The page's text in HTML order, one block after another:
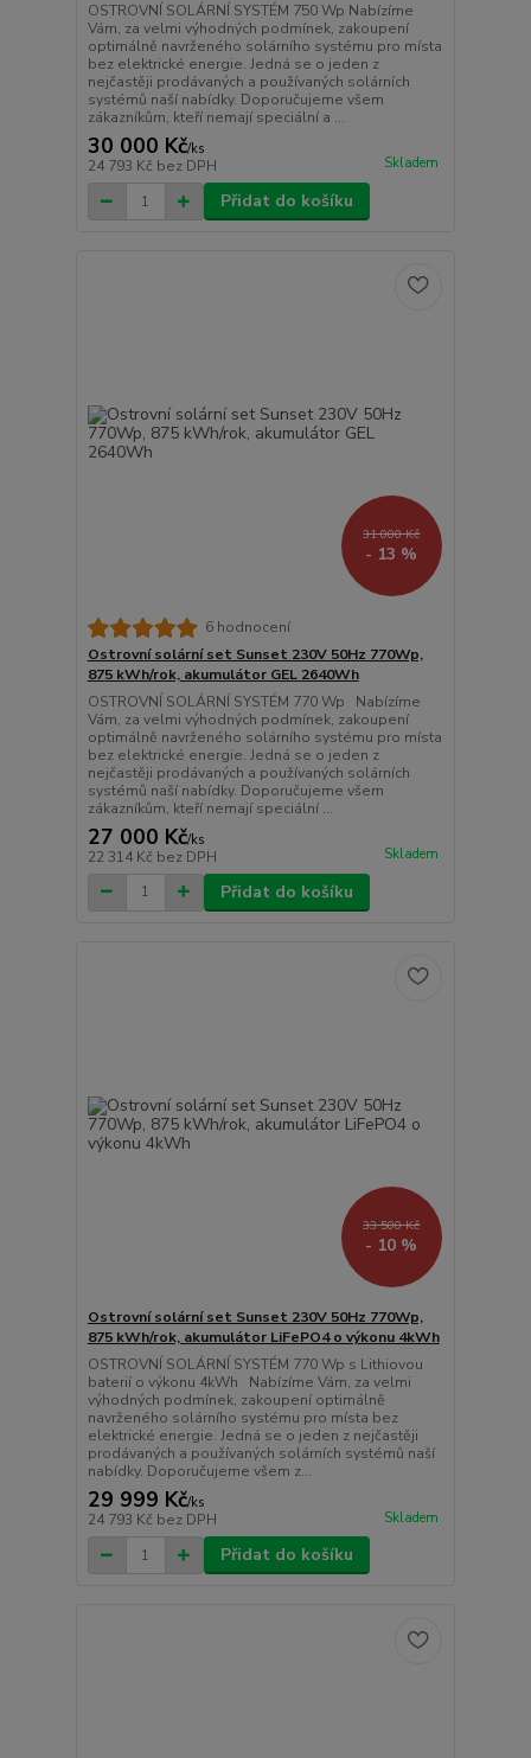
OSTROVNÍ SOLÁRNÍ SYSTÉM 750 Wp Nabízíme
Vám, za velmi výhodných podmínek, zakoupení
optimálně navrženého solárního systému pro místa
bez elektrické energie. Jedná se o jeden z
nejčastěji prodávaných a používaných solárních
systémů naší nabídky. Doporučujeme všem
zákazníkům, kteří nemají speciální a ...
30 000 Kč/ks
24 793 Kč bez DPH Skladem
Přidat do košíku
31 000 Kč
- 13 %
6 hodnocení
Ostrovní solární set Sunset 230V 50Hz 770Wp,
875 kWh/rok, akumulátor GEL 2640Wh
OSTROVNÍ SOLÁRNÍ SYSTÉM 770 Wp Nabízíme
Vám, za velmi výhodných podmínek, zakoupení
optimálně navrženého solárního systému pro místa
bez elektrické energie. Jedná se o jeden z
nejčastěji prodávaných a používaných solárních
systémů naší nabídky. Doporučujeme všem
zákazníkům, kteří nemají speciální ...
27 000 Kč/ks
22 314 Kč bez DPH Skladem
Přidat do košíku
33 500 Kč
- 10 %
Ostrovní solární set Sunset 230V 50Hz 770Wp,
875 kWh/rok, akumulátor LiFePO4 o výkonu 4kWh
OSTROVNÍ SOLÁRNÍ SYSTÉM 770 Wp s Lithiovou
baterií o výkonu 4kWh Nabízíme Vám, za velmi
výhodných podmínek, zakoupení optimálně
navrženého solárního systému pro místa bez
elektrické energie. Jedná se o jeden z nejčastěji
prodávaných a používaných solárních systémů naší
nabídky. Doporučujeme všem z...
29 999 Kč/ks
24 793 Kč bez DPH Skladem
Přidat do košíku